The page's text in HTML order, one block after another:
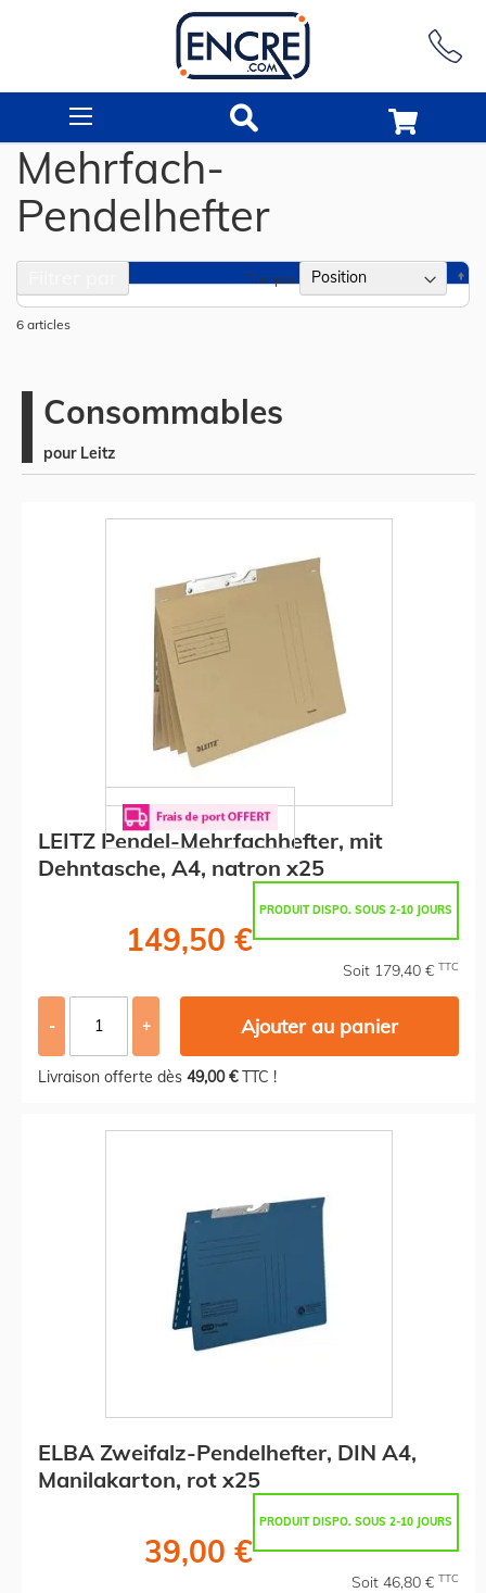
Mehrfach-
Pendelhefter
6 articles
Trier par
Consommables
pour Leitz
LEITZ Pendel-Mehrfachhefter, mit
Dehntasche, A4, natron x25
PRODUIT DISPO. SOUS 2-10 JOURS
149,50 €
Soit 179,40 € TTC
- + Ajouter au panier
Livraison offerte dès 49,00 €TTC !
ELBA Zweifalz-Pendelhefter, DIN A4,
Manilakarton, rot x25
PRODUIT DISPO. SOUS 2-10 JOURS
39,00 €
Soit 46,80 € TTC